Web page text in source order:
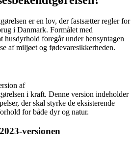
er en lov, der fastsætter regler for
i Danmark. Formålet med
husdyrhold foregår under hensyntagen
af miljøet og fødevaresikkerheden.
af
i kraft. Denne version indeholder
der skal styrke de eksisterende
for både dyr og natur.
versionen